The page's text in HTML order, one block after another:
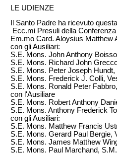
LE UDIENZE
Il Santo Padre ha ricevuto
Ecc.mi Presuli della
Em.mo Card. Aloysius Matthew
con gli Ausiliari:
S.E. Mons. John Anthony
S.E. Mons. Richard John
S.E. Mons. Peter Joseph
S.E. Mons. Frederick J. Colli,
S.E. Mons. Ronald Peter
con l'Ausiliare
S.E. Mons. Robert Anthony
S.E. Mons. Anthony Frederick
con gli Ausiliari:
S.E. Mons. Matthew Francis
S.E. Mons. Gerard Paul Bergie,
S.E. Mons. James Matthew
S.E. Mons. Paul Marchand,